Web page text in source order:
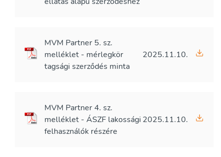
MVM Partner 5. sz.
melléklet - mérlegkör
tagsági szerződés minta
2025.11.10.
MVM Partner 4. sz.
melléklet - ÁSZF lakossági
felhasználók részére
2025.11.10.